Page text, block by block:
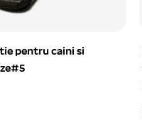
pentru caini si